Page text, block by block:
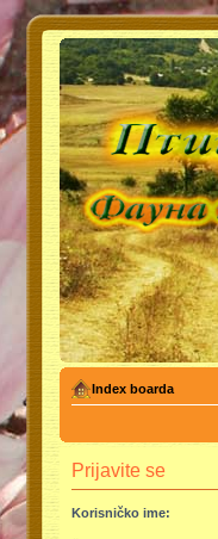
Index boarda
Prijavite se
Korisničko ime: